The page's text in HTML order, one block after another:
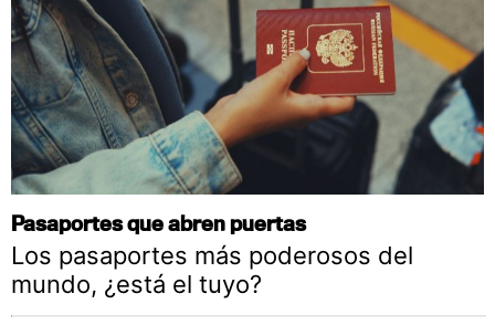
Pasaportes que abren puertas
Los pasaportes más poderosos del
mundo, ¿está el tuyo?